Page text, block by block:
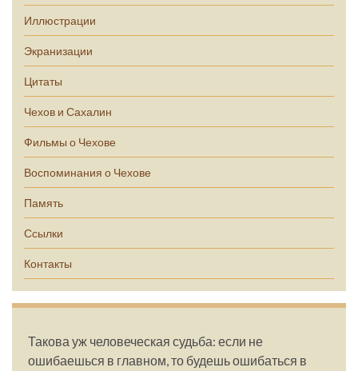
Иллюстрации
Экранизации
Цитаты
Чехов и Сахалин
Фильмы о Чехове
Воспоминания о Чехове
Память
Ссылки
Контакты
Такова уж человеческая судьба: если не
ошибаешься в главном, то будешь ошибаться в